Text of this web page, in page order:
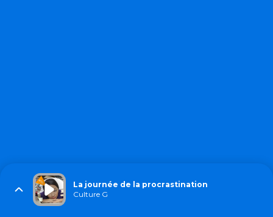
La journée de la procrastination
Culture G